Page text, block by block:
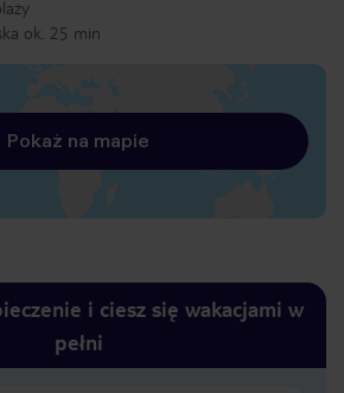
ok. 25 min
Pokaż na mapie
i ciesz się wakacjami w
pełni